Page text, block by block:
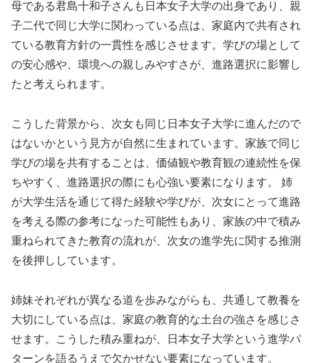
母である君島十和子さんも日本女子大学の出身であり、親
子二代で同じ大学に関わっている点は、家庭内で共有され
ている教育方針の一貫性を感じさせます。学びの場として
の安心感や、環境への親しみやすさが、進路選択に影響し
たと考えられます。
こうした背景から、次女も同じ日本女子大学に進んだので
はないかという見方が自然に生まれています。家族で同じ
学びの場を共有することは、価値観や教育観の連続性を保
ちやすく、進路選択の際にも心強い要素になります。 姉
が大学生活を通じて得た経験や学びが、次女にとって進路
を考える際の参考になった可能性もあり、家族の中で積み
重ねられてきた教育の流れが、次女の進学先に関する推測
を後押ししています。
姉妹それぞれが異なる道を歩みながらも、共通して教養を
大切にしている点は、家庭の教育的な土台の強さを感じさ
せます。こうした積み重ねが、日本女子大学という進学パ
ターンを語るうえで欠かせない要素になっています。